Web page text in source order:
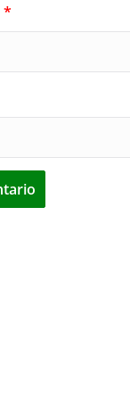
*